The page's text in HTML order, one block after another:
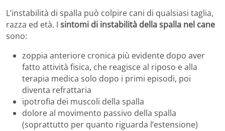
L’instabilità di spalla può colpire cani di qualsiasi taglia,
razza ed età. I sintomi di instabilità della spalla nel cane
sono:
zoppia anteriore cronica più evidente dopo aver
fatto attività fisica, che reagisce al riposo e alla
terapia medica solo dopo i primi episodi, poi
diventa refrattaria
ipotrofia dei muscoli della spalla
dolore al movimento passivo della spalla
(soprattutto per quanto riguarda l’estensione)